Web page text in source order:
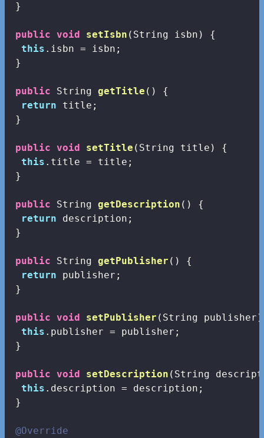
}
public void setIsbn (String isbn)
{
this .isbn = isbn;
}
public String getTitle ()
{
return title;
}
public void setTitle (String title)
{
this .title = title;
}
public String getDescription ()
{
return description;
}
public String getPublisher ()
{
return publisher;
}
public void setPublisher (String publisher)
this .publisher = publisher;
}
public void setDescription (String
this .description = description;
}
@Override